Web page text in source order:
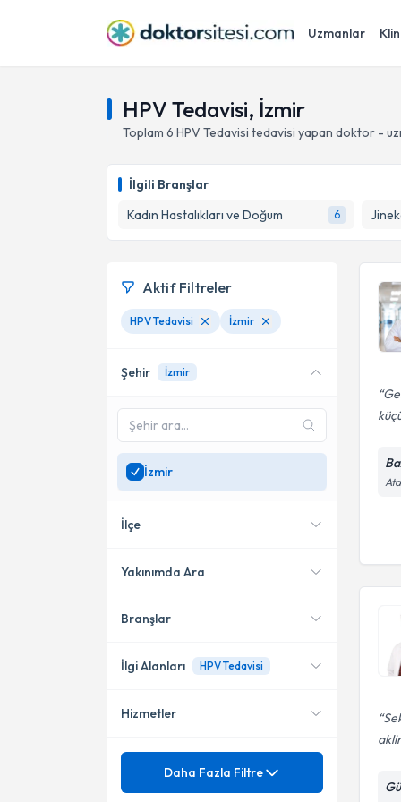
Uzmanlar
HPV Tedavisi, İzmir
Toplam 6 HPV Tedavisi tedavisi yapan doktor -
İlgili Branşlar
Kadın Hastalıkları ve Doğum
6
Aktif Filtreler
HPV Tedavisi İzmir
Şehir İzmir
İzmir
İlçe
Konak
Çiğli
Yakınımda Ara
Konumuma yakın uzmanları
Branşlar
Kadın Hastalıkları ve Doğum
Jinekolojik Onkoloji Cerrahisi
Perinatoloji - Riskli Gebelikler
İlgi Alanları HPV Tedavisi
HPV Tedavisi
Hizmetler
Mezuniyet
Daha Fazla Filtre